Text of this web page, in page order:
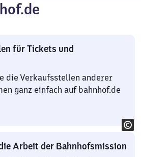
für Tickets und
die Verkaufsstellen anderer
ganz einfach auf bahnhof.de
Arbeit der Bahnhofsmission